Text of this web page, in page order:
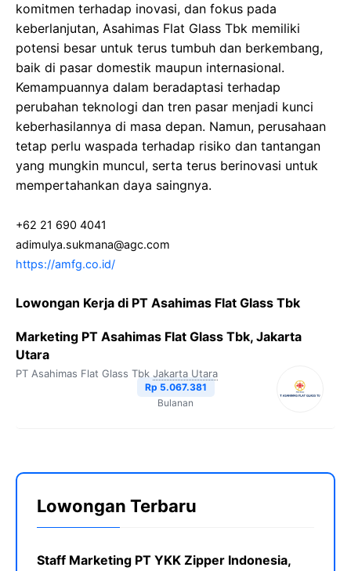
komitmen terhadap inovasi, dan fokus pada
keberlanjutan, Asahimas Flat Glass Tbk memiliki
potensi besar untuk terus tumbuh dan berkembang,
baik di pasar domestik maupun internasional.
Kemampuannya dalam beradaptasi terhadap
perubahan teknologi dan tren pasar menjadi kunci
keberhasilannya di masa depan. Namun, perusahaan
tetap perlu waspada terhadap risiko dan tantangan
yang mungkin muncul, serta terus berinovasi untuk
mempertahankan daya saingnya.
+62 21 690 4041
adimulya.sukmana@agc.com
https://amfg.co.id/
Lowongan Kerja di PT Asahimas Flat Glass Tbk
Marketing PT Asahimas Flat Glass Tbk, Jakarta
Utara
PT Asahimas Flat Glass Tbk Jakarta Utara
Rp 5.067.381
Bulanan
Lowongan Terbaru
Staff Marketing PT YKK Zipper Indonesia,